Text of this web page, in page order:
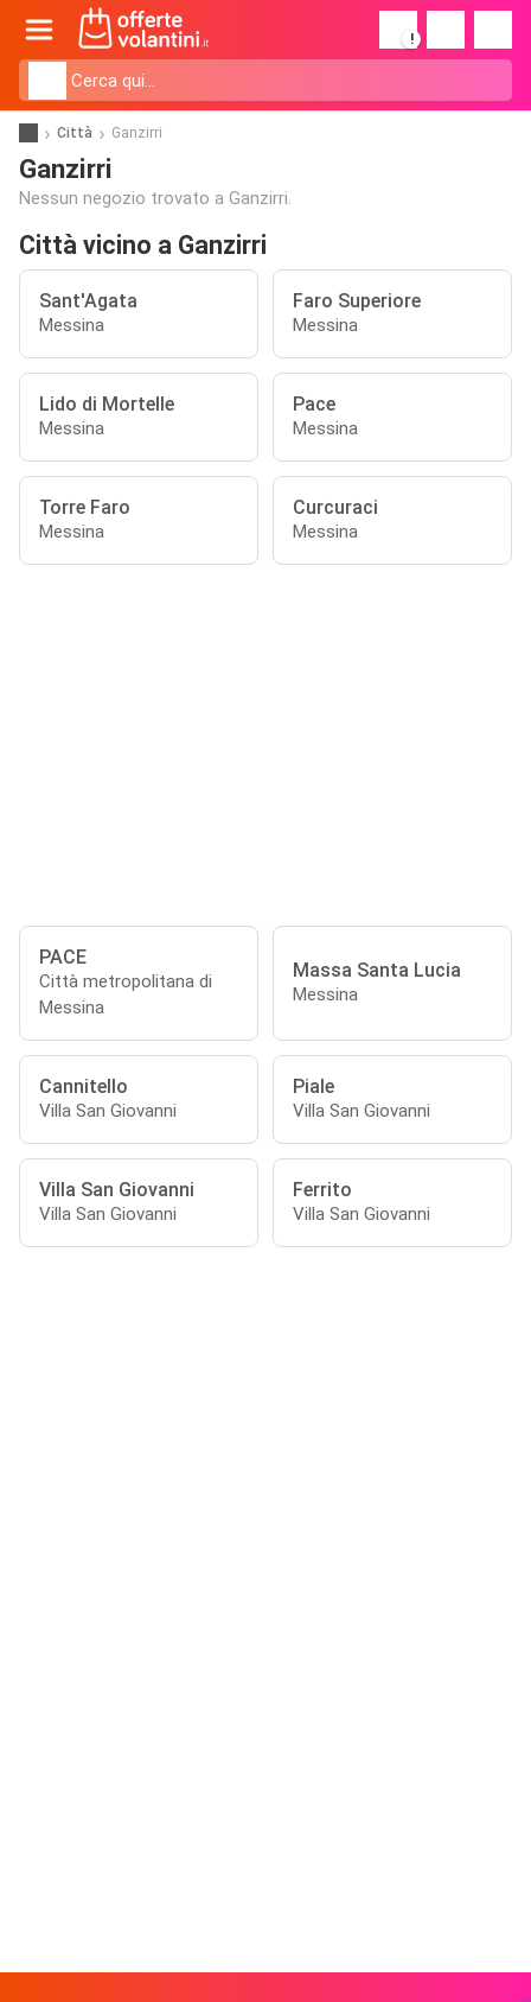
!
Città Ganzirri
Ganzirri
Nessun negozio trovato a Ganzirri.
Città vicino a Ganzirri
Sant'Agata
Messina
Faro Superiore
Messina
Lido di Mortelle
Messina
Pace
Messina
Torre Faro
Messina
Curcuraci
Messina
PACE
Città metropolitana di
Messina
Massa Santa Lucia
Messina
Cannitello
Villa San Giovanni
Piale
Villa San Giovanni
Villa San Giovanni
Villa San Giovanni
Ferrito
Villa San Giovanni